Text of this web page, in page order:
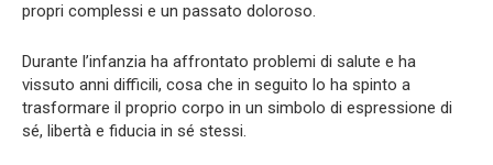
propri complessi e un passato doloroso.
Durante l’infanzia ha affrontato problemi di salute e ha
vissuto anni difficili, cosa che in seguito lo ha spinto a
trasformare il proprio corpo in un simbolo di espressione di
sé, libertà e fiducia in sé stessi.